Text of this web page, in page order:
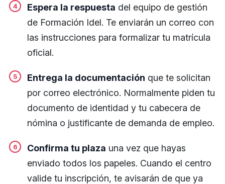
Espera la respuesta del equipo de gestión
de Formación Idel. Te enviarán un correo con
las instrucciones para formalizar tu matrícula
oficial.
Entrega la documentación que te solicitan
por correo electrónico. Normalmente piden tu
documento de identidad y tu cabecera de
nómina o justificante de demanda de empleo.
Confirma tu plaza una vez que hayas
enviado todos los papeles. Cuando el centro
valide tu inscripción, te avisarán de que ya